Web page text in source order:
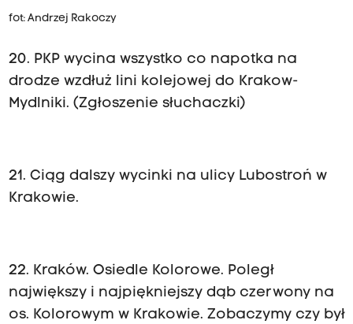
fot: Andrzej Rakoczy
20. PKP wycina wszystko co napotka na
drodze wzdłuż lini kolejowej do Krakow-
Mydlniki. (Zgłoszenie słuchaczki)
21. Ciąg dalszy wycinki na ulicy Lubostroń w
Krakowie.
22. Kraków. Osiedle Kolorowe. Poległ
największy i najpiękniejszy dąb czerwony na
os. Kolorowym w Krakowie. Zobaczymy czy był